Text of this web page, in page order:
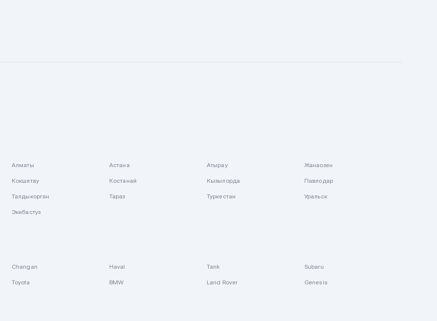
Алматы Астана Атырау Жанаозен
Кокшетау Костанай Кызылорда Павлодар
Талдыкорган Тараз Туркестан Уральск
Экибастуз
Changan Haval Tank Subaru
Toyota BMW Land Rover Genesis